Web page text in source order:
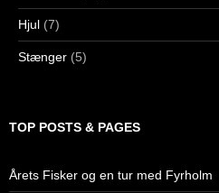
Hjul (7)
Stænger (5)
TOP POSTS & PAGES
Årets Fisker og en tur med Fyrholm